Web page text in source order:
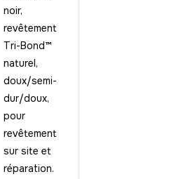
noir,
revêtement
Tri-Bond™
naturel,
doux/semi-
dur/doux,
pour
revêtement
sur site et
réparation.